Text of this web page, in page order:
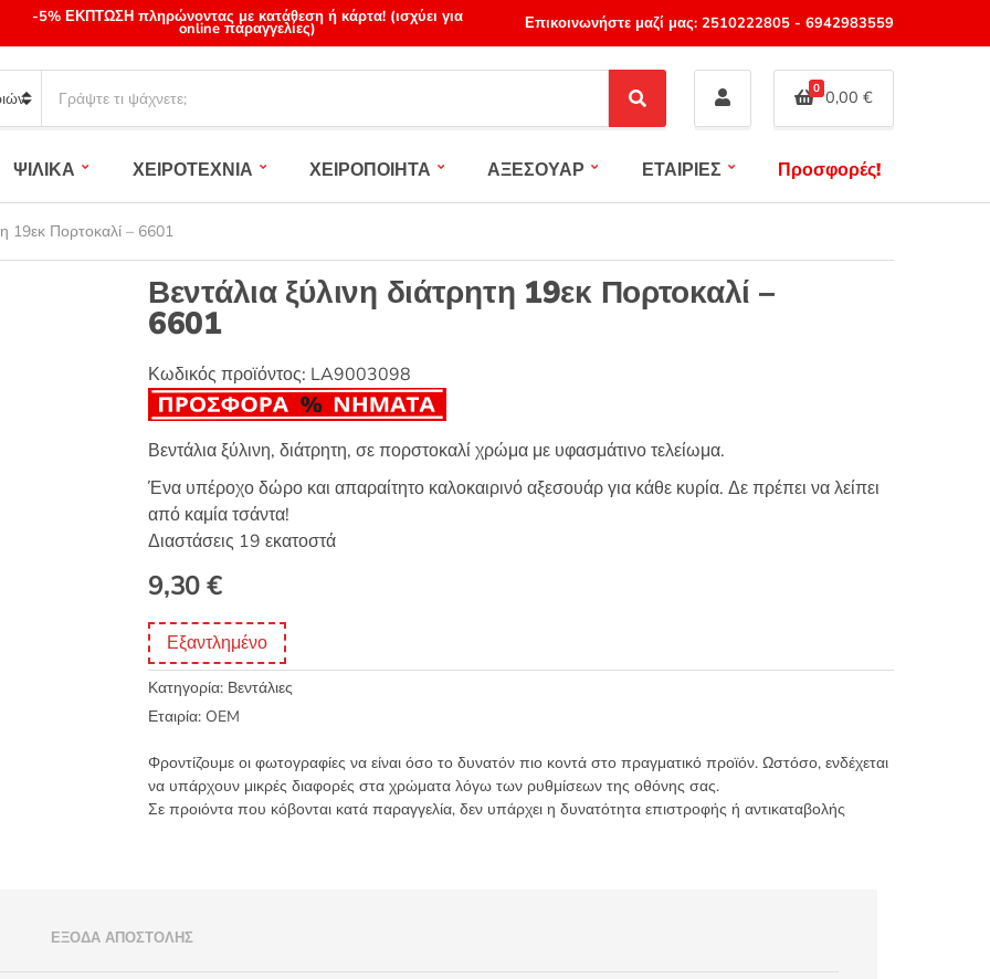
-5% ΕΚΠΤΩΣΗ πληρώνοντας με κατάθεση ή κάρτα! (ισχύει για
online παραγγελίες) Επικοινωνήστε μαζί μας: 2510222805- 6942983559
a
c
h
p
S
e
c
0 0,00 €
ΨΙΛΙΚΑ ΧΕΙΡΟΤΕΧΝΙΑ ΧΕΙΡΟΠΟΙΗΤΑ ΑΞΕΣΟΥΑΡ ΕΤΑΙΡΙΕΣ Προσφορές!
19εκ Πορτοκαλί – 6601
Βεντάλια ξύλινη διάτρητη 19εκ Πορτοκαλί –
6601
Κωδικός προϊόντος: LA9003098
Βεντάλια ξύλινη, διάτρητη, σε πορστοκαλί χρώμα με υφασμάτινο τελείωμα.
Ένα υπέροχο δώρο και απαραίτητο καλοκαιρινό αξεσουάρ για κάθε κυρία. Δε πρέπει να λείπει
από καμία τσάντα!
Διαστάσεις 19 εκατοστά
9,30€
Εξαντλημένο
Κατηγορία: Βεντάλιες
Εταιρία: OEM
Φροντίζουμε οι φωτογραφίες να είναι όσο το δυνατόν πιο κοντά στο πραγματικό προϊόν. Ωστόσο, ενδέχεται
να υπάρχουν μικρές διαφορές στα χρώματα λόγω των ρυθμίσεων της οθόνης σας.
Σε προιόντα που κόβονται κατά παραγγελία, δεν υπάρχει η δυνατότητα επιστροφής ή αντικαταβολής
ΈΞΟΔΑ ΑΠΟΣΤΟΛΉΣ